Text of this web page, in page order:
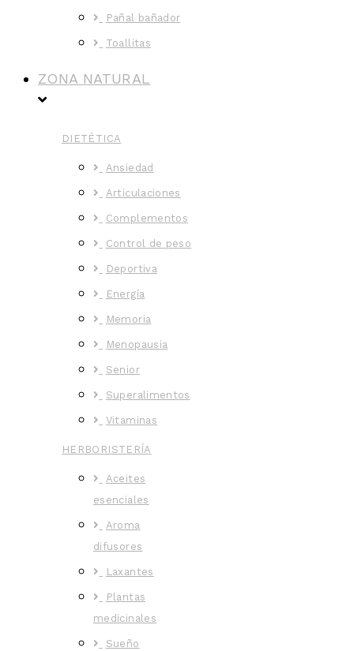
Pañal bañador
Toallitas
ZONA NATURAL
DIETÉTICA
Ansiedad
Articulaciones
Complementos
Control de peso
Deportiva
Energía
Memoria
Menopausia
Senior
Superalimentos
Vitaminas
HERBORISTERÍA
Aceites
esenciales
Aroma
difusores
Laxantes
Plantas
medicinales
Sueño